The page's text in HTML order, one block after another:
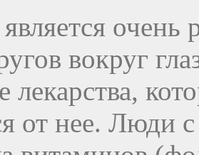
вокруг
лекарства,
от нее. Люди